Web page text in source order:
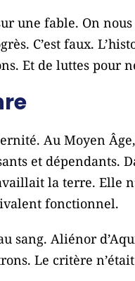
une fable. On
C’est faux.
Et de luttes pour
Au Moyen
et dépendants.
la terre. Elle
fonctionnel.
sang. Aliénor
Le critère